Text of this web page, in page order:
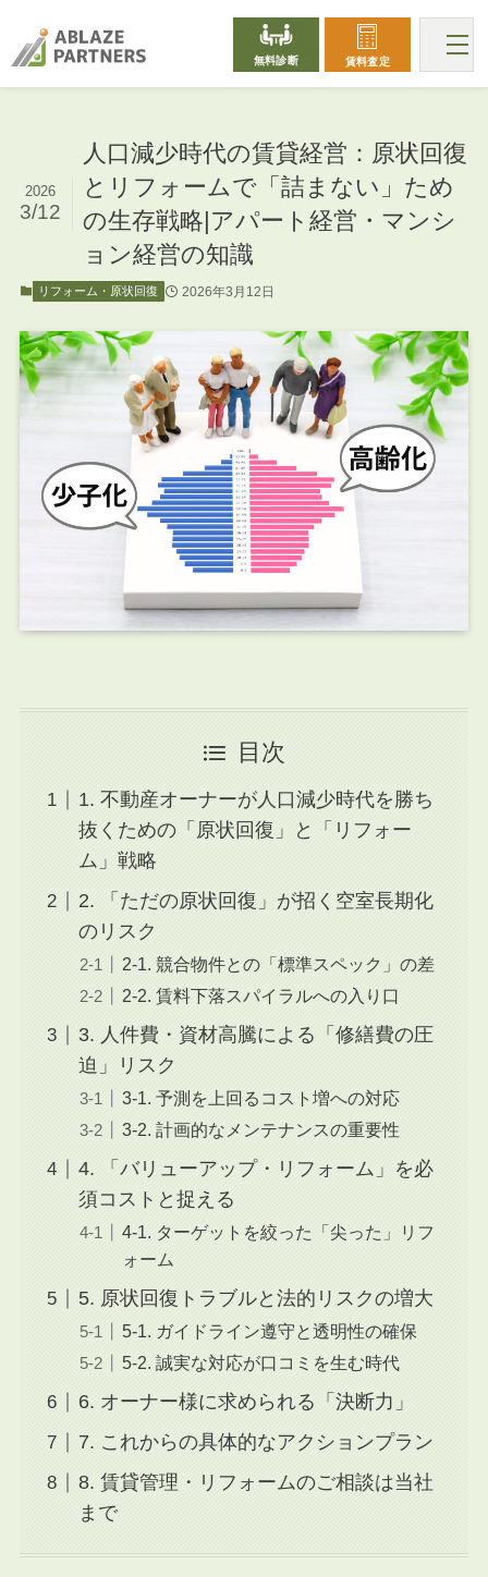
無料診断 賃料査定
人口減少時代の賃貸経営：原状回復
とリフォームで「詰まない」ため
の生存戦略|アパート経営・マンシ
ョン経営の知識
2026
3/12
リフォーム・原状回復 2026年3月12日
目次
1. 不動産オーナーが人口減少時代を勝ち
抜くための「原状回復」と「リフォー
ム」戦略
2. 「ただの原状回復」が招く空室長期化
のリスク
2-1. 競合物件との「標準スペック」の差
2-2. 賃料下落スパイラルへの入り口
3. 人件費・資材高騰による「修繕費の圧
迫」リスク
3-1. 予測を上回るコスト増への対応
3-2. 計画的なメンテナンスの重要性
4. 「バリューアップ・リフォーム」を必
須コストと捉える
4-1. ターゲットを絞った「尖った」リフ
ォーム
5. 原状回復トラブルと法的リスクの増大
5-1. ガイドライン遵守と透明性の確保
5-2. 誠実な対応が口コミを生む時代
6. オーナー様に求められる「決断力」
7. これからの具体的なアクションプラン
8. 賃貸管理・リフォームのご相談は当社
まで